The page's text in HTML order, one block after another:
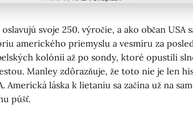
svoje 250. výročie, a ako občan USA
amerického priemyslu a vesmíru za
kolónií až po sondy, ktoré opustili
Manley zdôrazňuje, že toto nie je len
Americká láska k lietaniu sa začína už na
púšť.